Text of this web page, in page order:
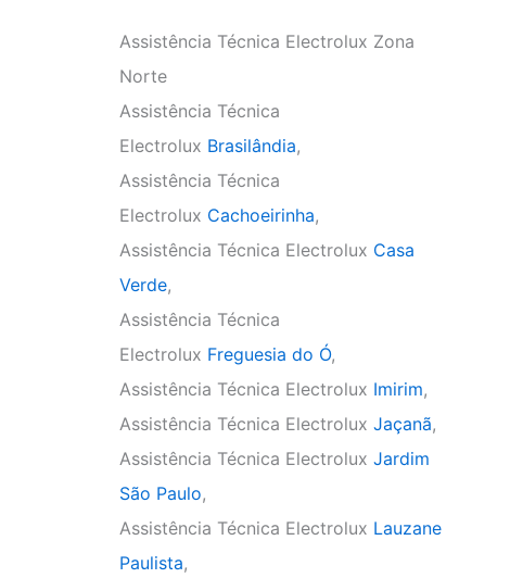
Assistência Técnica Electrolux Zona
Norte
Assistência Técnica
Electrolux Brasilândia,
Assistência Técnica
Electrolux Cachoeirinha,
Assistência Técnica Electrolux Casa
Verde,
Assistência Técnica
Electrolux Freguesia do Ó,
Assistência Técnica Electrolux Imirim,
Assistência Técnica Electrolux Jaçanã,
Assistência Técnica Electrolux Jardim
São Paulo,
Assistência Técnica Electrolux Lauzane
Paulista,